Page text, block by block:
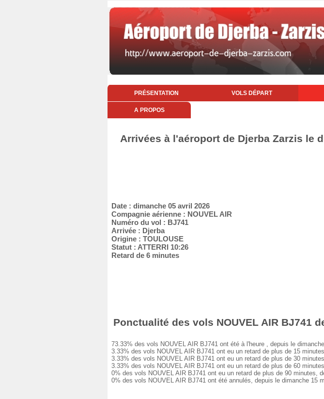
PRÉSENTATION VOLS DÉPART
A PROPOS
Arrivées à l'aéroport de Djerba Zarzis le
Date : dimanche 05 avril 2026
Compagnie aérienne : NOUVEL AIR
Numéro du vol : BJ741
Arrivée : Djerba
Origine : TOULOUSE
Statut : ATTERRI 10:26
Retard de 6 minutes
Ponctualité des vols NOUVEL AIR BJ741
73.33% des vols NOUVEL AIR BJ741 ont été à l'heure , depuis le
3.33% des vols NOUVEL AIR BJ741 ont eu un retard de plus de 15
3.33% des vols NOUVEL AIR BJ741 ont eu un retard de plus de 30
3.33% des vols NOUVEL AIR BJ741 ont eu un retard de plus de 60
0% des vols NOUVEL AIR BJ741 ont eu un retard de plus de 90 minutes,
0% des vols NOUVEL AIR BJ741 ont été annulés, depuis le dimanche 15